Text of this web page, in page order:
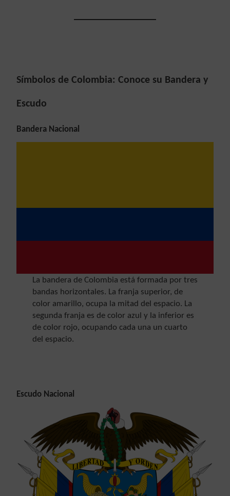
Símbolos de Colombia: Conoce su Bandera y
Escudo
Bandera Nacional
La bandera de Colombia está formada por tres
bandas horizontales. La franja superior, de
color amarillo, ocupa la mitad del espacio. La
segunda franja es de color azul y la inferior es
de color rojo, ocupando cada una un cuarto
del espacio.
Escudo Nacional